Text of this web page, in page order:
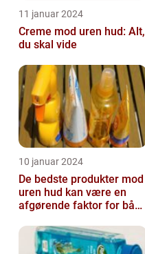
11 januar 2024
Creme mod uren hud: Alt,
du skal vide
10 januar 2024
De bedste produkter mod
uren hud kan være en
afgørende faktor for både
lide...